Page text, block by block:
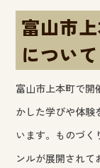
富山市
について
富山市上本町で開
かした学びや体験
います。ものづく
ンルが展開され